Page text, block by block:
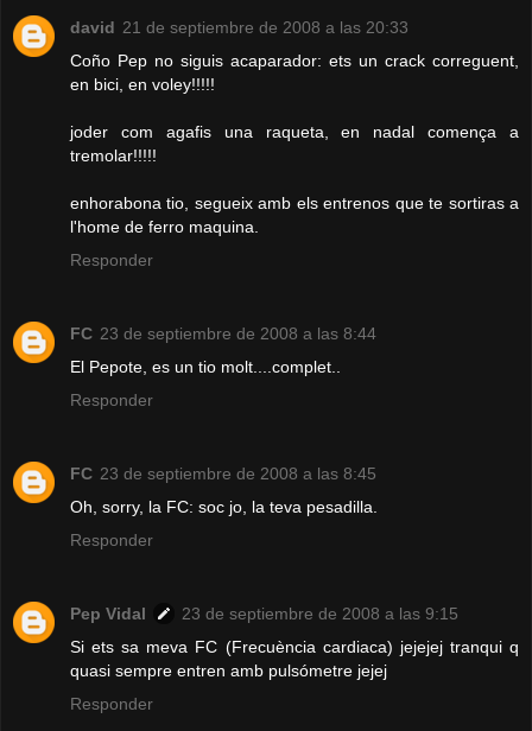
david 21 de septiembre de 2008 a las 20:33
Coño Pep no siguis acaparador: ets un crack correguent,
en bici, en voley!!!!!
joder com agafis una raqueta, en nadal comença a
tremolar!!!!!
enhorabona tio, segueix amb els entrenos que te sortiras a
l'home de ferro maquina.
Responder
FC 23 de septiembre de 2008 a las 8:44
El Pepote, es un tio molt....complet..
Responder
FC 23 de septiembre de 2008 a las 8:45
Oh, sorry, la FC: soc jo, la teva pesadilla.
Responder
Pep Vidal
23 de septiembre de 2008 a las 9:15
Si ets sa meva FC (Frecuència cardiaca) jejejej tranqui q
quasi sempre entren amb pulsómetre jejej
Responder